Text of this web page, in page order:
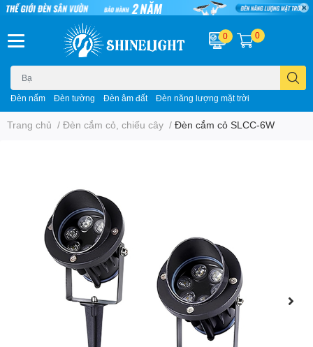
Đèn nấm Đèn tường Đèn âm đất Đèn năng lượng mặt trời
0 0
Trang chủ / Đèn cắm cỏ, chiếu cây / Đèn cắm cỏ SLCC-6W